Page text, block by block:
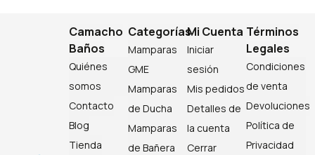
Camacho
Baños
Quiénes
somos
Contacto
Blog
Tienda
Categorías
Mamparas
GME
Mamparas
de Ducha
Mamparas
de Bañera
Mi Cuenta
Iniciar
sesión
Mis pedidos
Detalles de
la cuenta
Cerrar
Términos
Legales
Condiciones
de venta
Devoluciones
Política de
Privacidad